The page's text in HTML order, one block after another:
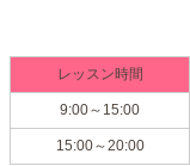
レッスン時間
9:00～15:00
15:00～20:00